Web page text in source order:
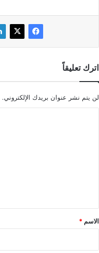
اترك تعليقاً
لن يتم نشر عنوان بريدك الإلكتروني.
*
الاسم *